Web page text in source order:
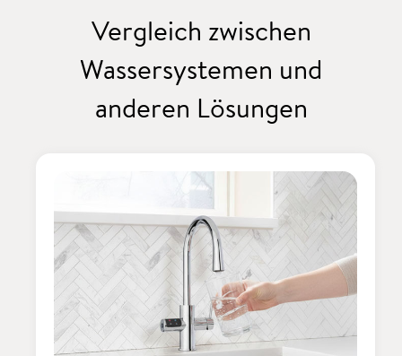
Vergleich zwischen
Wassersystemen und
anderen Lösungen